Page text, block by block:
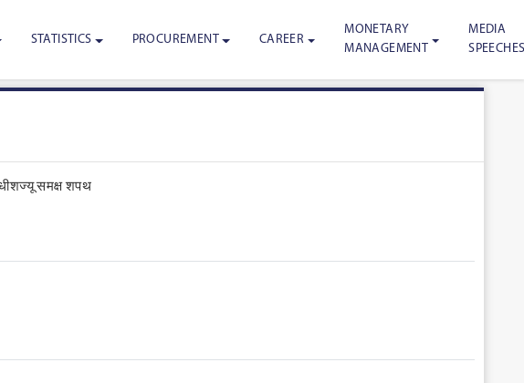
STATISTICS PROCUREMENT CAREER
MONETARY
MANAGEMENT
MEDIA
समक्ष शपथ